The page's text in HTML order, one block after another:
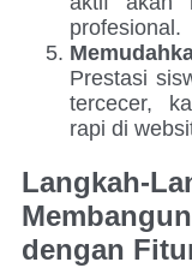
profesional.
Prestasi
tercecer,
rapi di
dengan